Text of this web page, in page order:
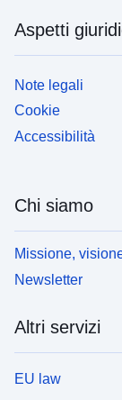
Aspetti
Note legali
Cookie
Accessibilità
Chi siamo
Missione,
Newsletter
Altri servizi
EU law